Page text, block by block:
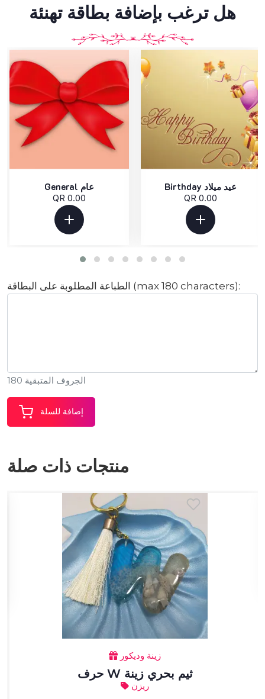
هل ترغب بإضافة بطاقة تهنئة
General عام
QR 0.00
Birthday عيد ميلاد
QR 0.00
الطباعة المطلوبة على البطاقة (max 180 characters):
الجروف المتبقية 180
إضافة للسلة
منتجات ذات صلة
زينة وديكور
حرف W ثيم بحري زينة
ريزن